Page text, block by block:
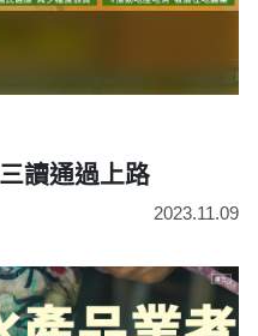
讀通過上路
2023.11.09